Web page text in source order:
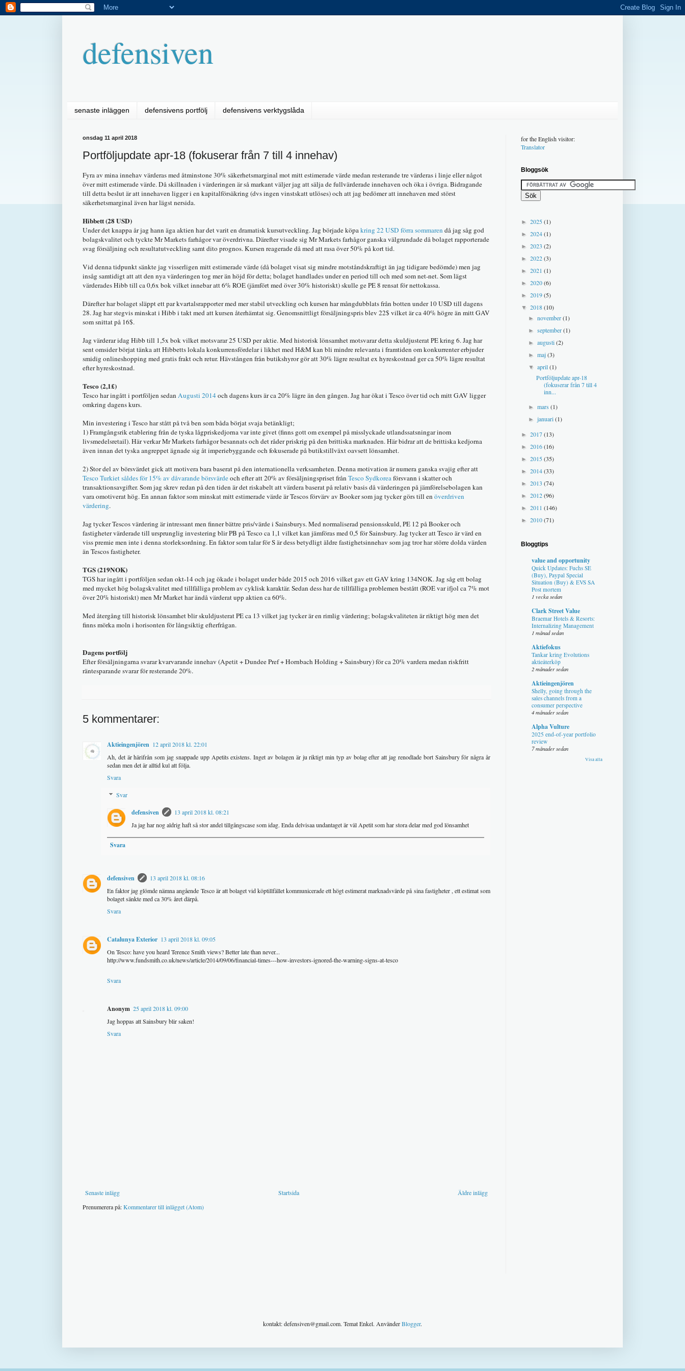
defensiven
senaste inläggen defensivens portfölj defensivens verktygslåda
onsdag 11 april 2018
Portföljupdate apr-18 (fokuserar från 7 till 4 innehav)
Fyra av mina innehav värderas med åtminstone 30% säkerhetsmarginal mot mitt estimerade värde medan resterande tre värderas i linje eller något
över mitt estimerade värde. Då skillnaden i värderingen är så markant väljer jag att sälja de fullvärderade innehaven och öka i övriga. Bidragande
till detta beslut är att innehaven ligger i en kapitalförsäkring (dvs ingen vinstskatt utlöses) och att jag bedömer att innehaven med störst
säkerhetsmarginal även har lägst nersida.
Hibbett (28 USD)
Under det knappa år jag hann äga aktien har det varit en dramatisk kursutveckling. Jag började köpakring 22 USD förra sommaren då jag såg god
bolagskvalitet och tyckte Mr Markets farhågor var överdrivna. Därefter visade sig Mr Markets farhågor ganska välgrundade då bolaget rapporterade
svag försäljning och resultatutveckling samt dito prognos. Kursen reagerade då med att rasa över 50% på kort tid.
Vid denna tidpunkt sänkte jag visserligen mitt estimerade värde (då bolaget visat sig mindre motståndskraftigt än jag tidigare bedömde) men jag
insåg samtidigt att att den nya värderingen tog mer än höjd för detta; bolaget handlades under en period till och med som net-net. Som lägst
värderades Hibb till ca 0,6x bok vilket innebar att 6% ROE (jämfört med över 30% historiskt) skulle ge PE 8 rensat för nettokassa.
Därefter har bolaget släppt ett par kvartalsrapporter med mer stabil utveckling och kursen har mångdubblats från botten under 10 USD till dagens
28. Jag har stegvis minskat i Hibb i takt med att kursen återhämtat sig. Genomsnittligt försäljningspris blev 22$ vilket är ca 40% högre än mitt GAV
som snittat på 16$.
Jag värderar idag Hibb till 1,5x bok vilket motsvarar 25 USD per aktie. Med historisk lönsamhet motsvarar detta skuldjusterat PE kring 6. Jag har
sent omsider börjat tänka att Hibbetts lokala konkurrensfördelar i likhet med H&M kan bli mindre relevanta i framtiden om konkurrenter erbjuder
smidig onlineshopping med gratis frakt och retur. Hävstången från butikshyror gör att 30% lägre resultat ex hyreskostnad ger ca 50% lägre resultat
efter hyreskostnad.
Tesco (2,1£)
Tesco har ingått i portföljen sedan Augusti 2014och dagens kurs är ca 20% lägre än den gången. Jag har ökat i Tesco över tid och mitt GAV ligger
omkring dagens kurs.
Min investering i Tesco har stått på två ben som båda börjat svaja betänkligt;
1) Framgångsrik etablering från de tyska lågpriskedjorna var inte givet (finns gott om exempel på misslyckade utlandssatsningar inom
livsmedelsretail). Här verkar Mr Markets farhågor besannats och det råder priskrig på den brittiska marknaden. Här bidrar att de brittiska kedjorna
även innan det tyska angreppet ägnade sig åt imperiebyggande och fokuserade på butikstillväxt oavsett lönsamhet.
2) Stor del av börsvärdet gick att motivera bara baserat på den internationella verksamheten. Denna motivation är numera ganska svajig efter att
Tesco Turkiet såldes för 15% av dåvarande börsvärdeoch efter att 20% av försäljningspriset från Tesco Sydkoreaförsvann i skatter och
transaktionsavgifter. Som jag skrev redan på den tiden är det riskabelt att värdera baserat på relativ basis då värderingen på jämförelsebolagen kan
vara omotiverat hög. En annan faktor som minskat mitt estimerade värde är Tescos förvärv av Booker som jag tycker görs till en överdriven
värdering.
Jag tycker Tescos värdering är intressant men finner bättre pris/värde i Sainsburys. Med normaliserad pensionsskuld, PE 12 på Booker och
fastigheter värderade till ursprunglig investering blir PB på Tesco ca 1,1 vilket kan jämföras med 0,5 för Sainsbury. Jag tycker att Tesco är värd en
viss premie men inte i denna storleksordning. En faktor som talar för S är dess betydligt äldre fastighetsinnehav som jag tror har större dolda värden
än Tescos fastigheter.
TGS (219NOK)
TGS har ingått i portföljen sedan okt-14 och jag ökade i bolaget under både 2015 och 2016 vilket gav ett GAV kring 134NOK. Jag såg ett bolag
med mycket hög bolagskvalitet med tillfälliga problem av cyklisk karaktär. Sedan dess har de tillfälliga problemen bestått (ROE var ifjol ca 7% mot
över 20% historiskt) men Mr Market har ändå värderat upp aktien ca 60%.
Med återgång till historisk lönsamhet blir skuldjusterat PE ca 13 vilket jag tycker är en rimlig värdering; bolagskvaliteten är riktigt hög men det
finns mörka moln i horisonten för långsiktig efterfrågan.
Dagens portfölj
Efter försäljningarna svarar kvarvarande innehav (Apetit + Dundee Pref + Hornbach Holding + Sainsbury) för ca 20% vardera medan riskfritt
räntesparande svarar för resterande 20%.
5 kommentarer:
Aktieingenjören 12 april 2018 kl. 22:01
Ah, det är härifrån som jag snappade upp Apetits existens. Inget av bolagen är ju riktigt min typ av bolag efter att jag renodlade bort Sainsbury för några år
sedan men det är alltid kul att följa.
Svara
Svar
defensiven
13 april 2018 kl. 08:21
Ja jag har nog aldrig haft så stor andel tillgångscase som idag. Enda delvisaa undantaget är väl Apetit som har stora delar med god lönsamhet
Svara
defensiven
13 april 2018 kl. 08:16
En faktor jag glömde nämna angående Tesco är att bolaget vid köptillfället kommunicerade ett högt estimerat marknadsvärde på sina fastigheter , ett estimat som
bolaget sänkte med ca 30% året därpå.
Svara
Catalunya Exterior 13 april 2018 kl. 09:05
On Tesco: have you heard Terence Smith views? Better late than never...
http://www.fundsmith.co.uk/news/article/2014/09/06/financial-times---how-investors-ignored-the-warning-signs-at-tesco
Svara
Anonym 25 april 2018 kl. 09:00
Jag hoppas att Sainsbury blir saken!
Svara
Senaste inlägg Äldre inlägg
Startsida
Prenumerera på:Kommentarer till inlägget (Atom)
for the English visitor:
Translator
Bloggsök
► 2025(1)
► 2024(1)
► 2023 (2)
► 2022(3)
► 2021 (1)
► 2020(6)
► 2019(5)
▼ 2018(10)
►november(1)
►september(1)
►augusti(2)
►maj(3)
▼april(1)
Portföljupdate apr-18
(fokuserar från 7 till 4
inn...
►mars(1)
►januari(1)
► 2017(13)
► 2016(16)
► 2015(35)
► 2014(33)
► 2013 (74)
► 2012(96)
► 2011 (146)
► 2010(71)
Bloggtips
value and opportunity
Quick Updates: Fuchs SE
(Buy), Paypal Special
Situation (Buy) & EVS SA
Post mortem
1 vecka sedan
Clark Street Value
Braemar Hotels & Resorts:
Internalizing Management
1 månad sedan
Aktiefokus
Tankar kring Evolutions
aktieåterköp
2 månader sedan
Aktieingenjören
Shelly, going through the
sales channels from a
consumer perspective
4 månader sedan
Alpha Vulture
2025 end-of-year portfolio
review
7 månader sedan
Visa alla
kontakt: defensiven@gmail.com. Temat Enkel. AnvänderBlogger.